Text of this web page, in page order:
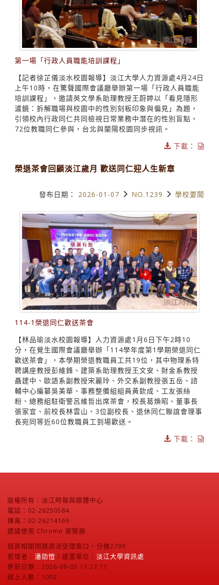
第一場「行政人員職能培訓課程」
【記者徐芷儀淡水校園報導】淡江大學人力資源處4月24日
上午10時，在驚聲國際會議廳舉辦第一場「行政人員職能
培訓課程」，邀請英文學系助理教授王蔚婷以「看見隱形
濾鏡：拆解職場與校園中的性別刻板印象與偏見」為題，
引領校內行政同仁共同檢視日常業務中潛在的性別盲點，
72位教職同仁參與，台北與蘭陽校園同步視訊。
下載：
榮退茶會回顧淡江歲月 歡送同仁迎人生新章
發布日期： 2026-01-07 NO.1239 學校要聞
114-1榮退同仁歡送茶會
【林品瑜淡水校園報導】人力資源處1月6日下午2時10
分，在覺生國際會議廳舉辦「114學年度第1學期榮退同仁
歡送茶會」，本學期榮退教職員工共19位，其中物理系特
聘講座教授彭維鋒、建築系助理教授王文安、財金系教授
聶建中、歐語系副教授宋麗玲、外交系副教授張五岳、諮
輔中心編纂吳美華、事務整備組組員黃欽成、工友張絲
粉、總務組駐衛警呂維哲出席茶會，校長葛煥昭、董事長
張家宜、前校長林雲山、3位副校長、退休同仁聯誼會理事
長宛同等近60位教職員工到場歡送。
下載：
版權所有：淡江時報與媒體中心
電話：02-26250584
傳真：02-26214169
建議使用 Chrome 瀏覽器
個資相關問題請洽受理窗口，分機2799
管理者： 潘劭愷 / 建置單位： 淡江大學資訊處
更新日期：2026-08-05 11:27:17
線上人數：1002